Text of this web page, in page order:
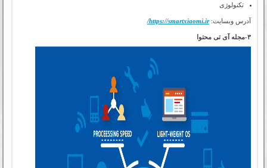
تکنولوژی
آدرس وبسایت:https://smartxiaomi.ir/
۳-مجله آی تی محتوا